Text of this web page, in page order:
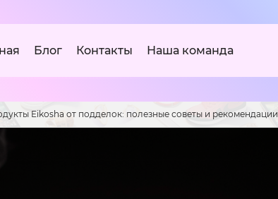
Блог Контакты Наша команда
Eikosha от подделок: полезные советы и рекомендации